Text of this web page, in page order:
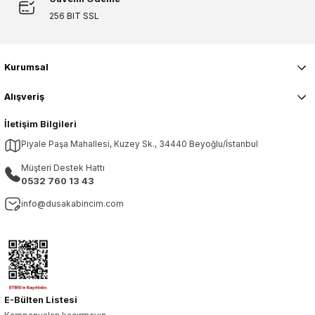
256 BIT SSL
İletişim Bilgileri
Piyale Paşa Mahallesi, Kuzey Sk., 34440 Beyoğlu/İstanbul
Müşteri Destek Hattı
0532 760 13 43
info@dusakabincim.com
Kurumsal
Alışveriş
E-Bülten Listesi